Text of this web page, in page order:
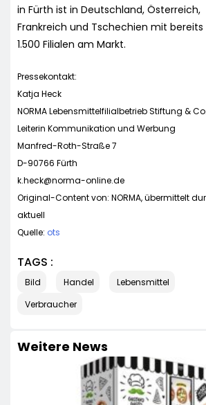
in Fürth ist in Deutschland, Österreich,
Frankreich und Tschechien mit bereits
1.500 Filialen am Markt.
Pressekontakt:
Katja Heck
NORMA Lebensmittelfilialbetrieb Stiftung &
Leiterin Kommunikation und Werbung
Manfred-Roth-Straße 7
D-90766 Fürth
k.heck@norma-online.de
Original-Content von: NORMA, übermittelt
aktuell
Quelle: ots
TAGS :
Bild Handel
Lebensmittel
Verbraucher
Weitere News